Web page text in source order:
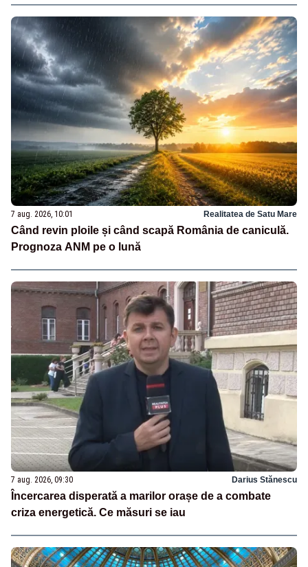
7 aug. 2026, 10:01 Realitatea de Satu Mare
Când revin ploile și când scapă România de caniculă.
Prognoza ANM pe o lună
7 aug. 2026, 09:30 Darius Stănescu
Încercarea disperată a marilor orașe de a combate
criza energetică. Ce măsuri se iau